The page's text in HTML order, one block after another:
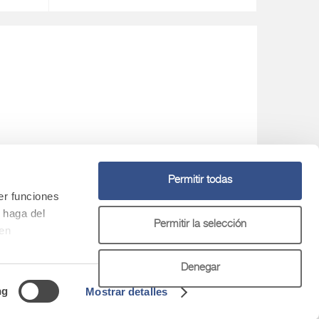
funciones
del
Mostrar detalles
Permitir todas
Permitir la selección
Denegar
Asistencia con el equipo